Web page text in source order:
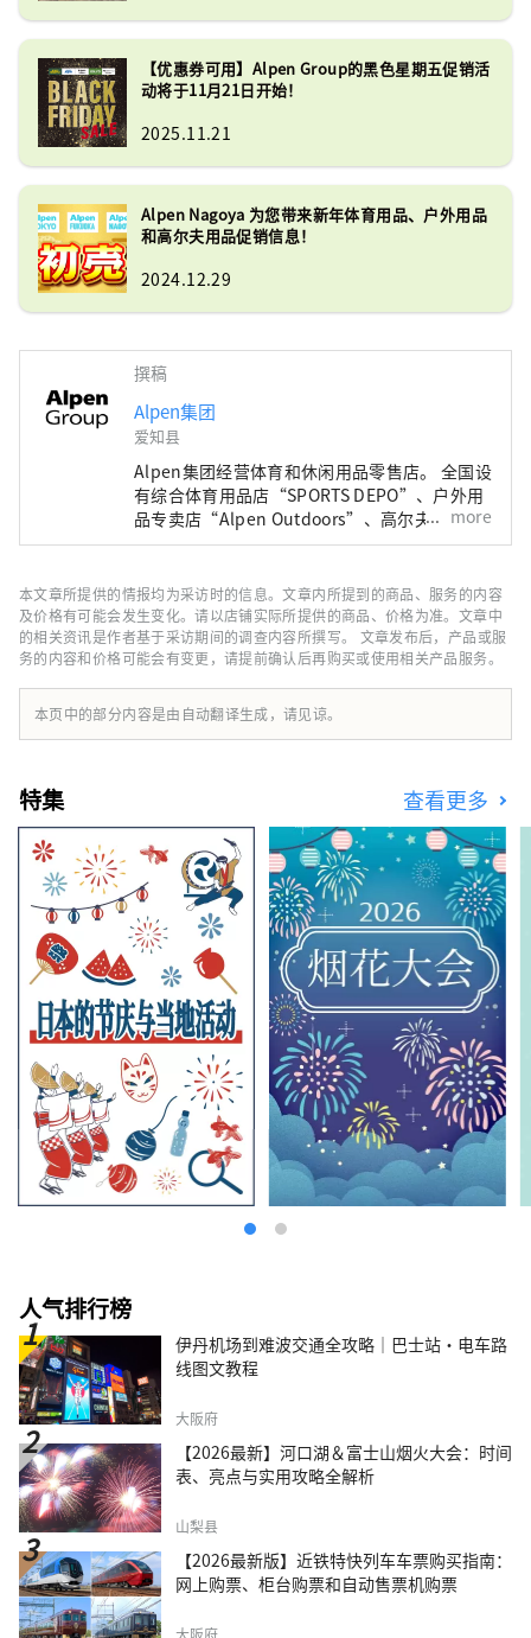
【优惠券可用】Alpen Group的黑色星期五促销活
动将于11月21日开始！
2025.11.21
Alpen Nagoya 为您带来新年体育用品、户外用品
和高尔夫用品促销信息！
2024.12.29
撰稿
Alpen集团
爱知县
Alpen集团经营体育和休闲用品零售店。 全国设
有综合体育用品店“SPORTS DEPO”、户外用
品专卖店“Alpen Outdoors”、高尔夫专卖店
“GOLF5”，销售知名运动品牌的体育用品。
品和服务选择，以满足所有运动爱好者的需求。
more
本文章所提供的情报均为采访时的信息。文章内所提到的商品、服务的内容
及价格有可能会发生变化。请以店铺实际所提供的商品、价格为准。文章中
的相关资讯是作者基于采访期间的调查内容所撰写。 文章发布后，产品或服
务的内容和价格可能会有变更，请提前确认后再购买或使用相关产品服务。
本页中的部分内容是由自动翻译生成，请见谅。
特集 查看更多
人气排行榜
伊丹机场到难波交通全攻略｜巴士站・电车路
线图文教程
大阪府
【2026最新】河口湖＆富士山烟火大会：时间
表、亮点与实用攻略全解析
山梨县
【2026最新版】近铁特快列车车票购买指南：
网上购票、柜台购票和自动售票机购票
大阪府